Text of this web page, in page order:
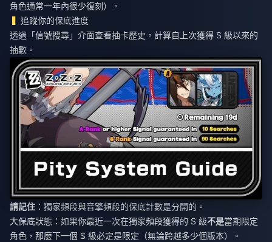
角色通常一年內很少復刻）。
追蹤你的保底進度
透過「信號搜尋」介面查看抽卡歷史。計算自上次獲得 S 級以來的
抽數。
請記住 ：獨家頻段與音擎頻段的保底計數是分開的。
大保底狀態：如果你最近一次在獨家頻段獲得的 S 級不是當期限定
角色，那麼下一個 S 級必定是限定（無論跨越多少個版本）。